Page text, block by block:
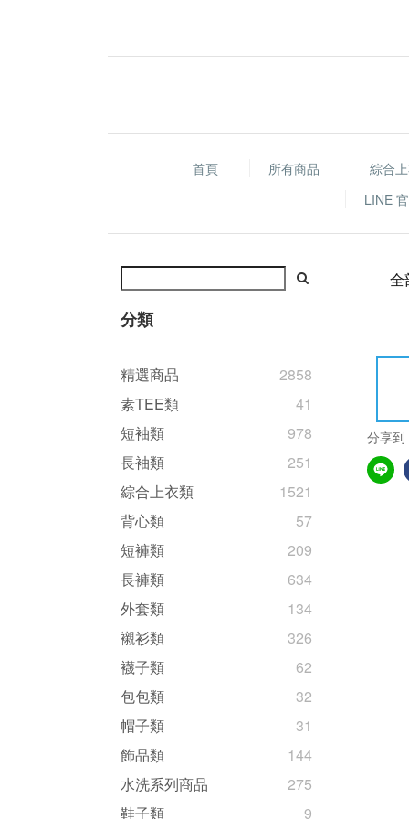
首頁 所有商品 綜合
LINE
分類
精選商品
2858
素TEE類
41
短袖類
978
長袖類
251
綜合上衣類
1521
背心類
57
短褲類
209
長褲類
634
外套類
134
襯衫類
326
襪子類
62
包包類
32
帽子類
31
飾品類
144
水洗系列商品
275
鞋子類
9
全
分享到